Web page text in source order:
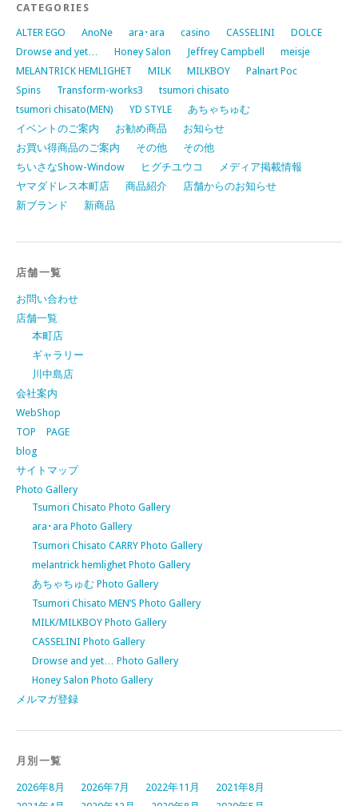
CATEGORIES
ALTER EGO AnoNe ara･ara casino CASSELINI
DOLCE
Drowse and yet…
Honey Salon Jeffrey Campbell
meisje
MELANTRICK HEMLIGHET
MILK MILKBOY
Palnart Poc
Spins
Transform-works3
tsumori chisato
tsumori chisato(MEN)
YD STYLE
あちゃちゅむ
イベントのご案内
お勧め商品
お知らせ
お買い得商品のご案内
その他
その他
ちいさなShow-Window
ヒグチユウコ
メディア掲載情報
ヤマダドレス本町店
商品紹介
店舗からのお知らせ
新ブランド
新商品
店舗一覧
お問い合わせ
店舗一覧
本町店
ギャラリー
川中島店
会社案内
WebShop
TOP PAGE
blog
サイトマップ
Photo Gallery
Tsumori Chisato Photo Gallery
ara･ara Photo Gallery
Tsumori Chisato CARRY Photo Gallery
melantrick hemlighet Photo Gallery
あちゃちゅむ Photo Gallery
Tsumori Chisato MEN’S Photo Gallery
MILK/MILKBOY Photo Gallery
CASSELINI Photo Gallery
Drowse and yet… Photo Gallery
Honey Salon Photo Gallery
メルマガ登録
月別一覧
2026年8月 2026年7月 2022年11月
2021年8月